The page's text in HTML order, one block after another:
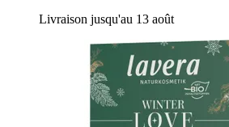
Livraison jusqu'au 13 août